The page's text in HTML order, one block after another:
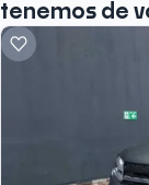
Busca por
tenemos de